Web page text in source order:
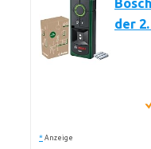
der
* Anzeige